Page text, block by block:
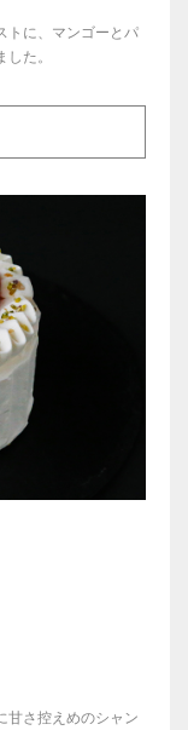
トに、マンゴーとパ
た。
甘さ控えめのシャン